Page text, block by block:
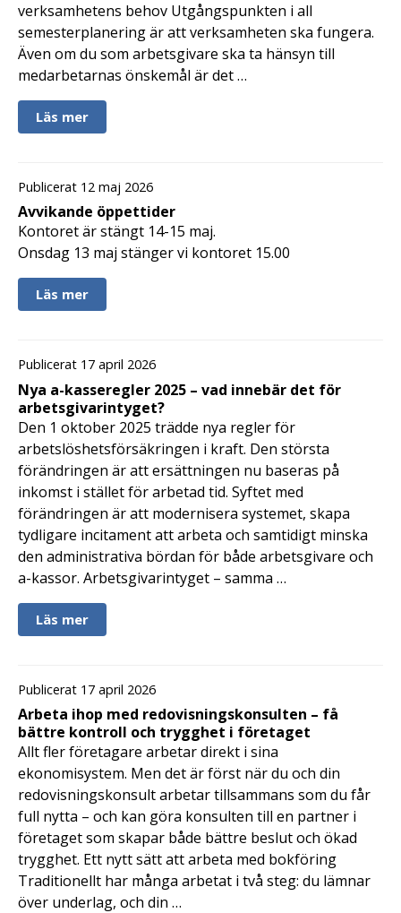
verksamhetens behov Utgångspunkten i all
semesterplanering är att verksamheten ska fungera.
Även om du som arbetsgivare ska ta hänsyn till
medarbetarnas önskemål är det …
Läs mer
Publicerat 12 maj 2026
Avvikande öppettider
Kontoret är stängt 14-15 maj.
Onsdag 13 maj stänger vi kontoret 15.00
Läs mer
Publicerat 17 april 2026
Nya a-kasseregler 2025 – vad innebär det för
arbetsgivarintyget?
Den 1 oktober 2025 trädde nya regler för
arbetslöshetsförsäkringen i kraft. Den största
förändringen är att ersättningen nu baseras på
inkomst i stället för arbetad tid. Syftet med
förändringen är att modernisera systemet, skapa
tydligare incitament att arbeta och samtidigt minska
den administrativa bördan för både arbetsgivare och
a-kassor. Arbetsgivarintyget – samma …
Läs mer
Publicerat 17 april 2026
Arbeta ihop med redovisningskonsulten – få
bättre kontroll och trygghet i företaget
Allt fler företagare arbetar direkt i sina
ekonomisystem. Men det är först när du och din
redovisningskonsult arbetar tillsammans som du får
full nytta – och kan göra konsulten till en partner i
företaget som skapar både bättre beslut och ökad
trygghet. Ett nytt sätt att arbeta med bokföring
Traditionellt har många arbetat i två steg: du lämnar
över underlag, och din …